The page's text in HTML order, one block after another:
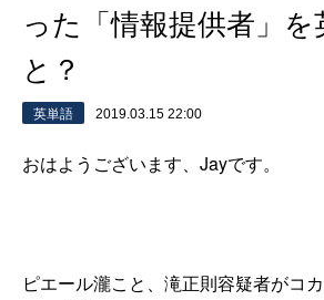
った「情報提供者」を
と？
英単語 2019.03.15 22:00
おはようございます、Jayです。
ピエール瀧こと、滝正則容疑者がコ